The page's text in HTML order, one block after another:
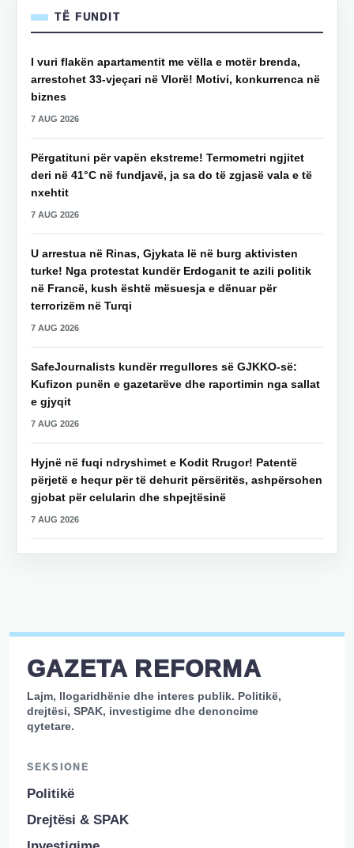
TË FUNDIT
I vuri flakën apartamentit me vëlla e motër brenda,
arrestohet 33-vjeçari në Vlorë! Motivi, konkurrenca në
biznes
7 AUG 2026
Përgatituni për vapën ekstreme! Termometri ngjitet
deri në 41°C në fundjavë, ja sa do të zgjasë vala e të
nxehtit
7 AUG 2026
U arrestua në Rinas, Gjykata lë në burg aktivisten
turke! Nga protestat kundër Erdoganit te azili politik
në Francë, kush është mësuesja e dënuar për
terrorizëm në Turqi
7 AUG 2026
SafeJournalists kundër rregullores së GJKKO-së:
Kufizon punën e gazetarëve dhe raportimin nga sallat
e gjyqit
7 AUG 2026
Hyjnë në fuqi ndryshimet e Kodit Rrugor! Patentë
përjetë e hequr për të dehurit përsëritës, ashpërsohen
gjobat për celularin dhe shpejtësinë
7 AUG 2026
GAZETA REFORMA
Lajm, llogaridhënie dhe interes publik. Politikë,
drejtësi, SPAK, investigime dhe denoncime
qytetare.
SEKSIONE
Politikë
Drejtësi & SPAK